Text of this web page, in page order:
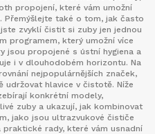
propojení, které vám umožní
Přemýšlejte také o tom, jak často
zvyklí čistit si zuby jen jednou
programem, který umožní více
jsou propojené s ústní hygiena a
i v dlouhodobém horizontu. Na
nejpopulárnějších značek,
udržovat hlavice v čistotě. Níže
konkrétní modely,
zuby a ukazují, jak kombinovat
jako jsou ultrazvukové čističe
rady, které vám usnadní